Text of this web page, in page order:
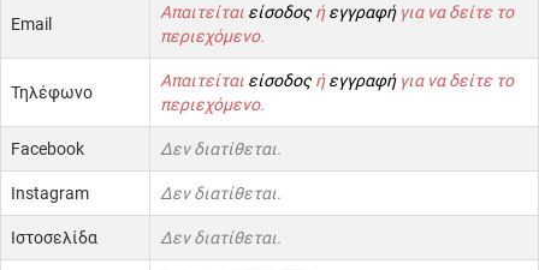
Email
Απαιτείται είσοδος ήεγγραφή για να δείτε το
περιεχόμενο.
Τηλέφωνο
Απαιτείται είσοδος ήεγγραφή για να δείτε το
περιεχόμενο.
Facebook Δεν διατίθεται.
Instagram Δεν διατίθεται.
Ιστοσελίδα Δεν διατίθεται.